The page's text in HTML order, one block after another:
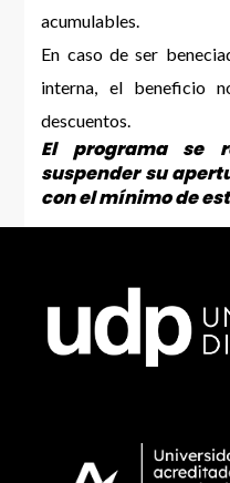
acumulables.
En caso de ser
interna, el beneficio
descuentos.
El programa se
suspender su
con el mínimo de